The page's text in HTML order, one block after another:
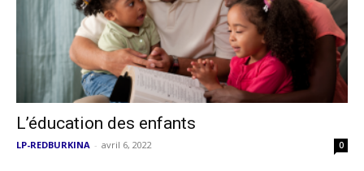
L’éducation des enfants
LP-REDBURKINA - avril 6, 2022 0